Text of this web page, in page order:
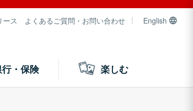
ース よくあるご質問・お問い合わせ English
・保険 楽しむ